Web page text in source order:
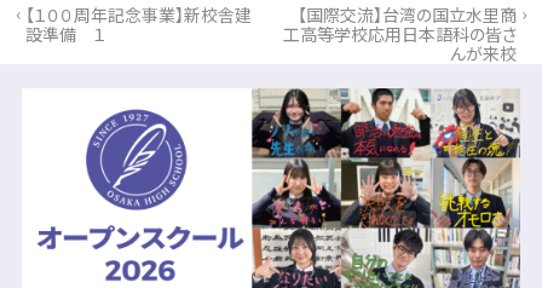
‹ 【１００周年記念事業】新校舎建
設準備 １
【国際交流】台湾の国立水里商
工高等学校応用日本語科の皆さ
んが来校
›